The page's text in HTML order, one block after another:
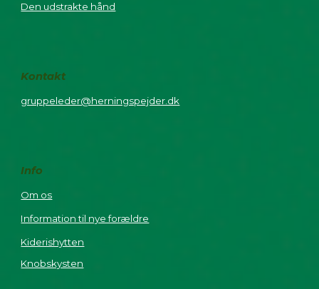
Den udstrakte hånd
Kontakt
gruppeleder@herningspejder.dk
Info
Om os
Information til nye forældre
Kiderishytten
Knobskysten